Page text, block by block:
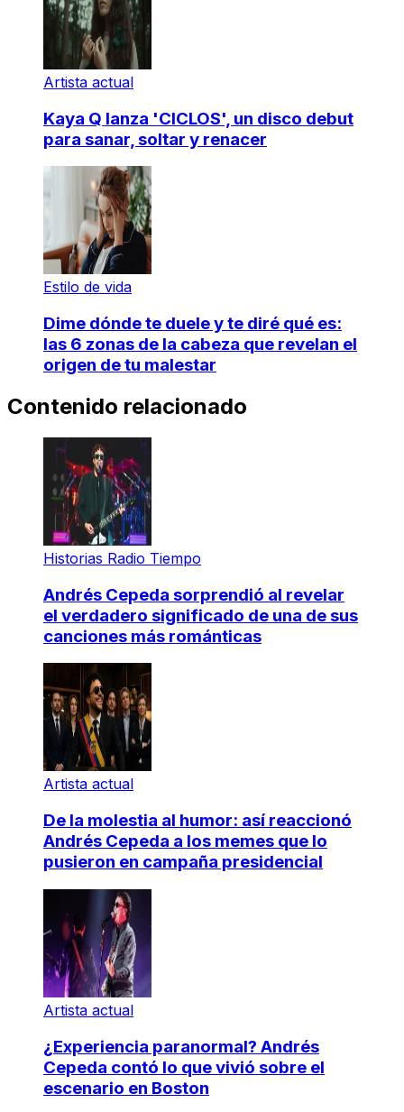
Artista actual
Kaya Q lanza 'CICLOS', un disco debut
para sanar, soltar y renacer
Estilo de vida
Dime dónde te duele y te diré qué es:
las 6 zonas de la cabeza que revelan el
origen de tu malestar
Contenido relacionado
Historias Radio Tiempo
Andrés Cepeda sorprendió al revelar
el verdadero significado de una de sus
canciones más románticas
Artista actual
De la molestia al humor: así reaccionó
Andrés Cepeda a los memes que lo
pusieron en campaña presidencial
Artista actual
¿Experiencia paranormal? Andrés
Cepeda contó lo que vivió sobre el
escenario en Boston